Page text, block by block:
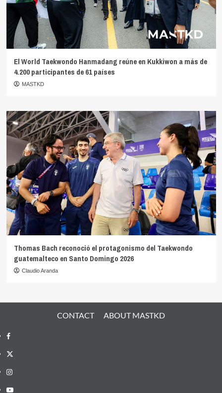
El World Taekwondo Hanmadang reúne en Kukkiwon a más de
4.200 participantes de 61 países
MASTKD
Thomas Bach reconoció el protagonismo del Taekwondo
guatemalteco en Santo Domingo 2026
Claudio Aranda
CONTACT ABOUT MASTKD
Facebook
X
Instagram
YouTube